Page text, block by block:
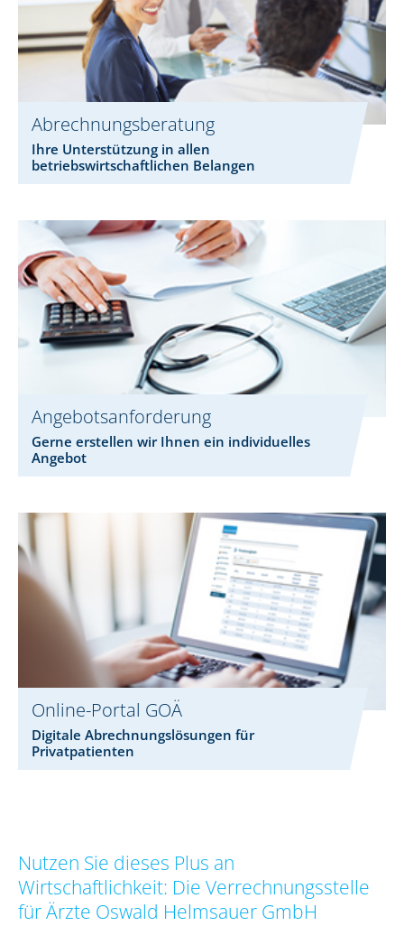
Abrechnungsberatung
Ihre Unterstützung in allen
betriebswirtschaftlichen Belangen
Angebotsanforderung
Gerne erstellen wir Ihnen ein individuelles
Angebot
Online-Portal GOÄ
Digitale Abrechnungslösungen für
Privatpatienten
Nutzen Sie dieses Plus an
Wirtschaftlichkeit: Die Verrechnungsstelle
für Ärzte Oswald Helmsauer GmbH